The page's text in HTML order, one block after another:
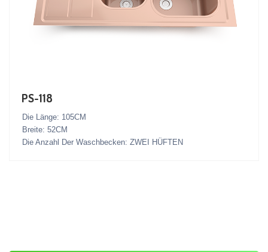
PS-118
Die Länge: 105CM
Breite: 52CM
Die Anzahl Der Waschbecken: ZWEI HÜFTEN